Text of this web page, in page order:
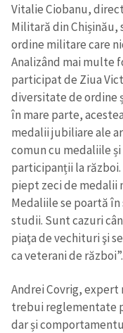
Vitalie Ciobanu,
Militară din
ordine militare care
Analizând mai multe
participat de Ziua
diversitate de ordine
în mare parte,
medalii jubiliare ale
comun cu medaliile
participanții la
piept zeci de medalii
Medaliile se poartă
studii. Sunt cazuri
piaţa de vechituri şi
ca veterani de război”.
Andrei Covrig, expert
trebui reglementate
dar și